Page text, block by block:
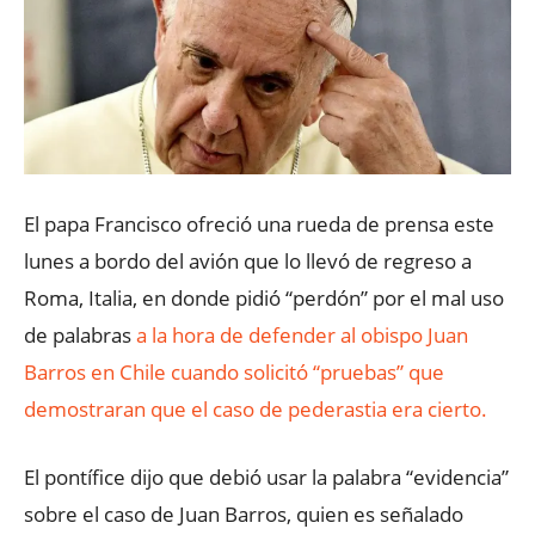
El papa Francisco ofreció una rueda de prensa este
lunes a bordo del avión que lo llevó de regreso a
Roma, Italia, en donde pidió “perdón” por el mal uso
de palabrasa la hora de defender al obispo Juan
Barros en Chile cuando solicitó “pruebas” que
demostraran que el caso de pederastia era cierto.
El pontífice dijo que debió usar la palabra “evidencia”
sobre el caso de Juan Barros, quien es señalado